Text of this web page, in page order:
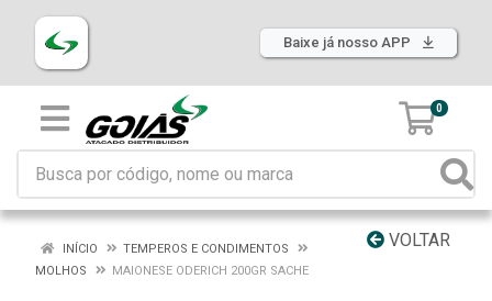
Baixe já nosso APP
0
VOLTAR
INÍCIO
TEMPEROS E CONDIMENTOS
MOLHOS
MAIONESE ODERICH 200GR SACHE